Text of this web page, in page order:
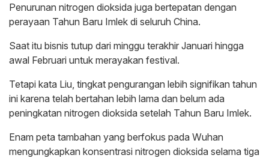
Penurunan nitrogen dioksida juga bertepatan dengan
perayaan Tahun Baru Imlek di seluruh China.
Saat itu bisnis tutup dari minggu terakhir Januari hingga
awal Februari untuk merayakan festival.
Tetapi kata Liu, tingkat pengurangan lebih signifikan tahun
ini karena telah bertahan lebih lama dan belum ada
peningkatan nitrogen dioksida setelah Tahun Baru Imlek.
Enam peta tambahan yang berfokus pada Wuhan
mengungkapkan konsentrasi nitrogen dioksida selama tiga